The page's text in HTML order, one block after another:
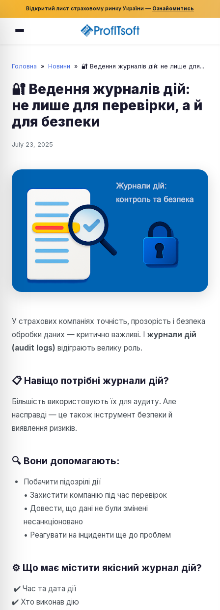
Відкритий лист страховому ринку України — Ознайомитись
Головна » Новини » 🔐 Ведення журналів дій: не лише для...
🔐 Ведення журналів дій:
не лише для перевірки, а й
для безпеки
July 23, 2025
У страхових компаніях точність, прозорість і безпека
обробки даних — критично важливі. І журнали дій
(audit logs) відіграють велику роль.
📋 Навіщо потрібні журнали дій?
Більшість використовують їх для аудиту. Але
насправді — це також інструмент безпеки й
виявлення ризиків.
🔍 Вони допомагають:
Побачити підозрілі дії
• Захистити компанію під час перевірок
• Довести, що дані не були змінені
несанкціоновано
• Реагувати на інциденти ще до проблем
⚙️ Що має містити якісний журнал дій?
✔️ Час та дата дії
✔️ Хто виконав дію